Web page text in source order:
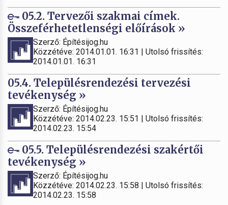
05.2. Tervezői szakmai címek.
Összeférhetetlenségi előírások »
Szerző: Építésijog.hu
Közzétéve: 2014.01.01. 16:31 | Utolsó frissítés:
2014.01.01. 16:31
05.4. Településrendezési tervezési
tevékenység »
Szerző: Építésijog.hu
Közzétéve: 2014.02.23. 15:51 | Utolsó frissítés:
2014.02.23. 15:54
05.5. Településrendezési szakértői
tevékenység »
Szerző: Építésijog.hu
Közzétéve: 2014.02.23. 15:58 | Utolsó frissítés:
2014.02.23. 15:58